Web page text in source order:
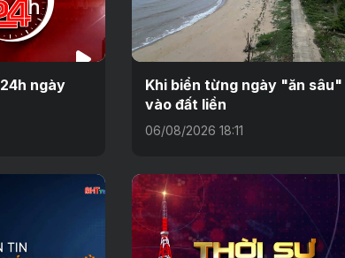
ngày
Khi biển từng ngày "ăn sâu"
vào đất liền
06/08/2026 18:11